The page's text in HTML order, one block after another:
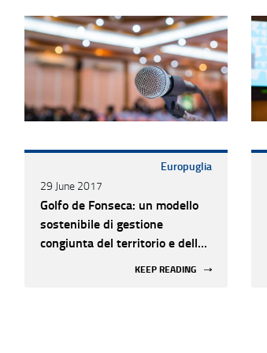
Europuglia
29 June 2017
Golfo de Fonseca: un modello
sostenibile di gestione
congiunta del territorio e delle
KEEP READING